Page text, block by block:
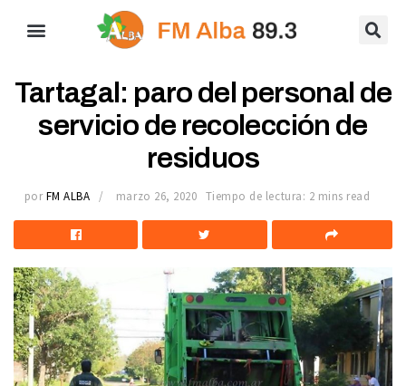
Tartagal: paro del personal de
servicio de recolección de
residuos
por FM ALBA marzo 26, 2020 Tiempo de lectura: 2 mins read